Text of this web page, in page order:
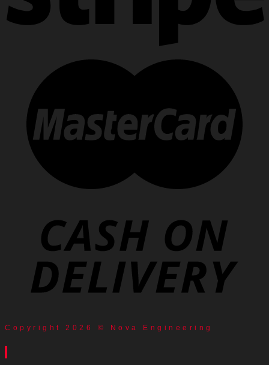
Copyright 2026 © Nova Engineering